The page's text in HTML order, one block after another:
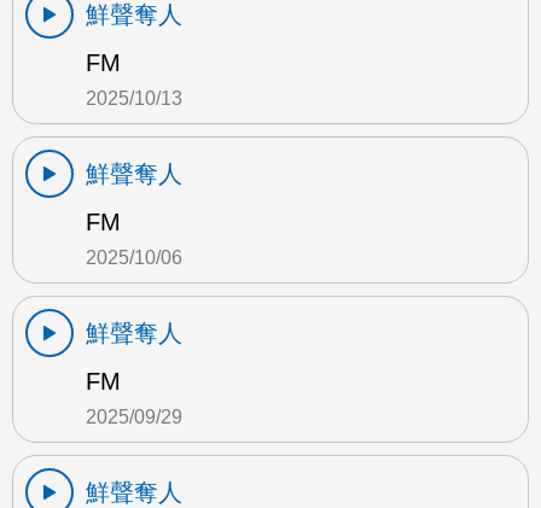
鮮聲奪人
FM
2025/10/13
鮮聲奪人
FM
2025/10/06
鮮聲奪人
FM
2025/09/29
鮮聲奪人